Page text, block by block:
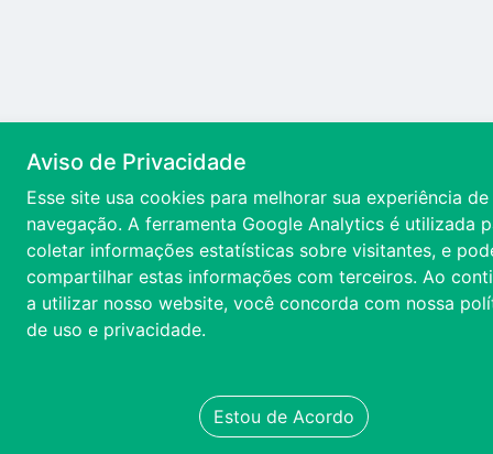
Aviso de Privacidade
Esse site usa cookies para melhorar sua experiência de
navegação. A ferramenta Google Analytics é utilizada
coletar informações estatísticas sobre visitantes, e
compartilhar estas informações com terceiros. Ao
a utilizar nosso website, você concorda com nossa
de uso e privacidade.
Estou de Acordo